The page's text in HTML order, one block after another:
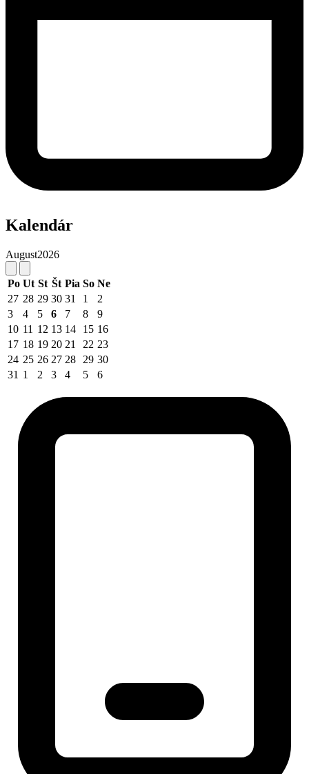
Kalendár
August2026
Po Ut St Št Pia So Ne
27 28 29 30 31 1
2
3
4 5 6 7 8
9
10 11 12 13 14 15 16
17 18 19 20 21 22 23
24 25 26 27 28 29 30
31 1 2 3 4 5 6